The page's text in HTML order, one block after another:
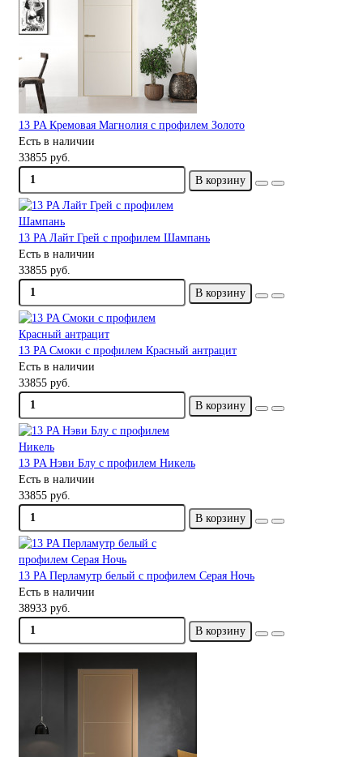
13 PA Кремовая Магнолия с профилем Золото
Есть в наличии
33855 руб.
В корзину
13 PA Лайт Грей с профилем Шампань
Есть в наличии
33855 руб.
В корзину
13 PA Смоки с профилем Красный антрацит
Есть в наличии
33855 руб.
В корзину
13 PA Нэви Блу с профилем Никель
Есть в наличии
33855 руб.
В корзину
13 PA Перламутр белый с профилем Серая Ночь
Есть в наличии
38933 руб.
В корзину